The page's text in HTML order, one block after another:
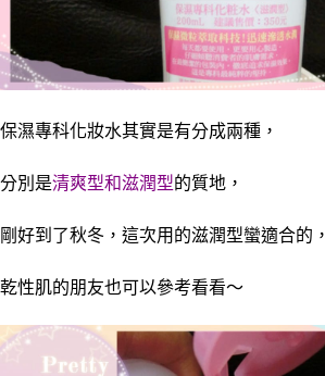
保濕專科化妝水其實是有分成兩種，
分別是清爽型和滋潤型的質地，
剛好到了秋冬，這次用的滋潤型蠻適合的，
乾性肌的朋友也可以參考看看～